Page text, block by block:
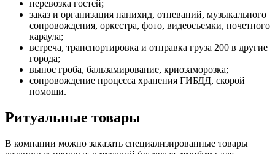
перевозка гостей;
заказ и организация панихид, отпеваний, музыкального
сопровождения, оркестра, фото, видеосъемки, почетного
караула;
встреча, транспортировка и отправка груза 200 в другие
города;
вынос гроба, бальзамирование, криозаморозка;
сопровождение процесса хранения ГИБДД, скорой
помощи.
Ритуальные товары
В компании можно заказать специализированные товары